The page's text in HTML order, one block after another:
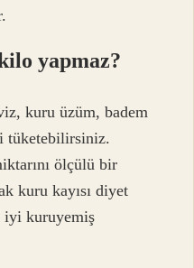
yapmaz?
kuru üzüm, badem
tüketebilirsiniz.
ölçülü bir
kuru kayısı diyet
iyi kuruyemiş